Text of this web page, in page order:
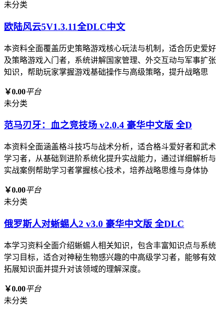
未分类
欧陆风云5V1.3.11全DLC中文
本资料全面覆盖历史策略游戏核心玩法与机制，适合历史爱好
及策略游戏入门者，系统讲解国家管理、外交互动与军事扩张
知识，帮助玩家掌握游戏基础操作与高级策略，提升战略思
￥0.00平台
未分类
范马刃牙：血之竞技场 v2.0.4 豪华中文版 全D
本资料全面涵盖格斗技巧与战术分析，适合格斗爱好者和武术
学习者，从基础到进阶系统化提升实战能力，通过详细解析与
实战案例帮助学习者掌握核心技术，培养战略思维与身体协
￥0.00平台
未分类
俄罗斯人对蜥蜴人2 v3.0 豪华中文版 全DLC
本学习资料全面介绍蜥蜴人相关知识，包含丰富知识点与系统
学习目标，适合对神秘生物感兴趣的中高级学习者，能够有效
拓展知识面并提升对该领域的理解深度。
￥0.00平台
未分类